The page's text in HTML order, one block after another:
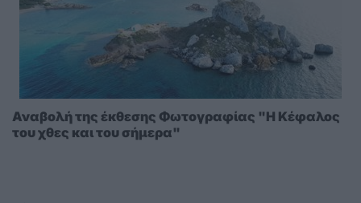
Αναβολή της έκθεσης Φωτογραφίας "Η Κέφαλος
του χθες και του σήμερα"